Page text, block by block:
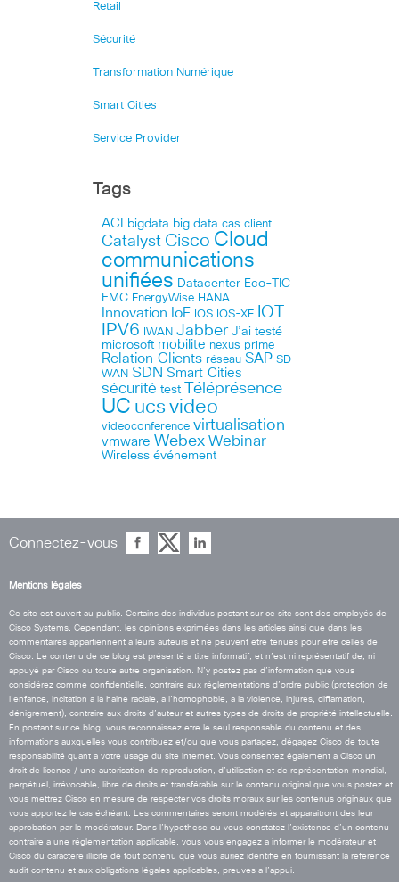
Retail
Sécurité
Transformation Numérique
Smart Cities
Service Provider
Tags
ACI bigdata big data cas client
Catalyst Cisco Cloud
communications
unifiées Datacenter Eco-TIC
EMC EnergyWise HANA
Innovation IoE IOS IOS-XE IOT
IPV6 IWAN Jabber J’ai testé
microsoft mobilite nexus prime
Relation Clients réseau SAP SD-
WAN SDN Smart Cities
sécurité test Téléprésence
UC ucs video
videoconference virtualisation
vmware Webex Webinar
Wireless événement
Connectez-vous
Mentions légales
Ce site est ouvert au public. Certains des individus postant sur ce site sont des employés de
Cisco Systems. Cependant, les opinions exprimées dans les articles ainsi que dans les
commentaires appartiennent a leurs auteurs et ne peuvent etre tenues pour etre celles de
Cisco. Le contenu de ce blog est présenté a titre informatif, et n’est ni représentatif de, ni
appuyé par Cisco ou toute autre organisation. N’y postez pas d’information que vous
considérez comme confidentielle, contraire aux réglementations d’ordre public (protection de
l’enfance, incitation a la haine raciale, a l’homophobie, a la violence, injures, diffamation,
dénigrement), contraire aux droits d’auteur et autres types de droits de propriété intellectuelle.
En postant sur ce blog, vous reconnaissez etre le seul responsable du contenu et des
informations auxquelles vous contribuez et/ou que vous partagez, dégagez Cisco de toute
responsabilité quant a votre usage du site internet. Vous consentez également a Cisco un
droit de licence / une autorisation de reproduction, d’utilisation et de représentation mondial,
perpétuel, irrévocable, libre de droits et transférable sur le contenu original que vous postez et
vous mettrez Cisco en mesure de respecter vos droits moraux sur les contenus originaux que
vous apportez le cas échéant. Les commentaires seront modérés et apparaitront des leur
approbation par le modérateur. Dans l’hypothese ou vous constatez l’existence d’un contenu
contraire a une réglementation applicable, vous vous engagez a informer le modérateur et
Cisco du caractere illicite de tout contenu que vous auriez identifié en fournissant la référence
audit contenu et aux obligations légales applicables, preuves a l’appui.